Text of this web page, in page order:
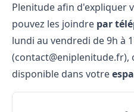
Plenitude afin d'expliquer
pouvez les joindre par
lundi au vendredi de 9h à
(contact@eniplenitude.fr),
disponible dans votre